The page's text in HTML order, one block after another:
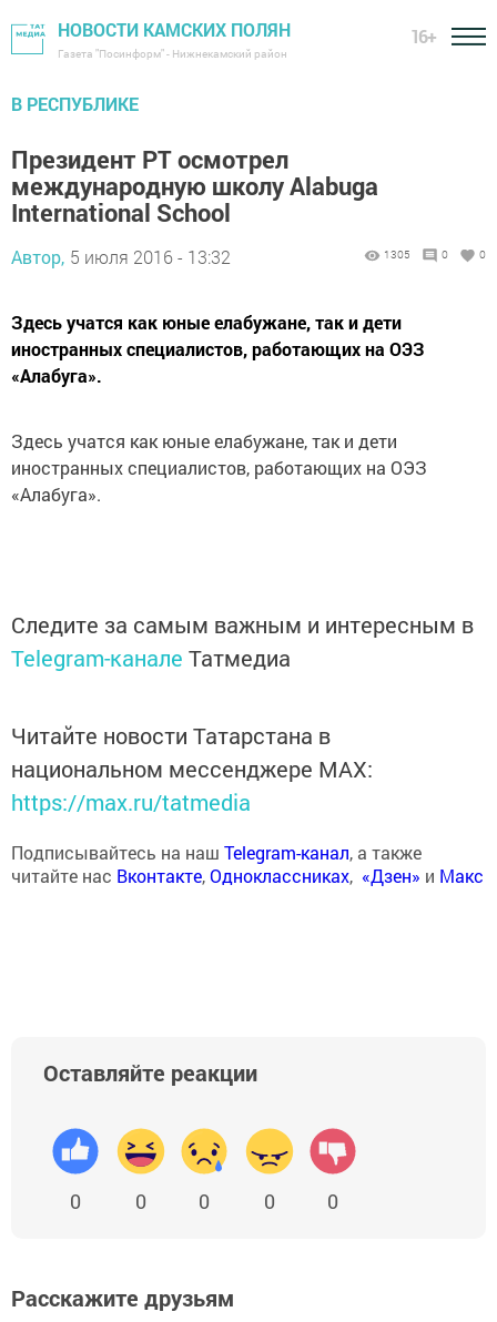
НОВОСТИ КАМСКИХ ПОЛЯН
Газета "Посинформ" - Нижнекамский район
16+
В РЕСПУБЛИКЕ
Президент РТ осмотрел
международную школу Alabuga
International School
Автор, 5 июля 2016 - 13:32 1305 0 0
Здесь учатся как юные елабужане, так и дети
иностранных специалистов, работающих на ОЭЗ
«Алабуга».
Здесь учатся как юные елабужане, так и дети
иностранных специалистов, работающих на ОЭЗ
«Алабуга».
Следите за самым важным и интересным в
Telegram-канале Татмедиа
Читайте новости Татарстана в
национальном мессенджере MАХ:
https://max.ru/tatmedia
Подписывайтесь на наш Telegram-канал, а также
читайте нас Вконтакте,Одноклассниках, «Дзен» и Макс
Оставляйте реакции
0 0 0 0 0
Расскажите друзьям